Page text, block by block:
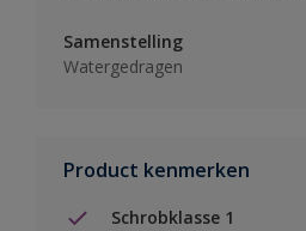
Samenstelling
Watergedragen
Product kenmerken
Schrobklasse 1